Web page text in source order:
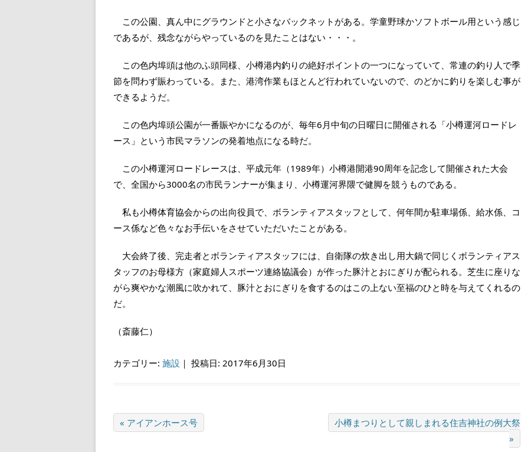
この公園、真ん中にグラウンドと小さなバックネットがある。学童野球かソフトボール用という感じ
であるが、残念ながらやっているのを見たことはない・・・。
この色内埠頭は他のふ頭同様、小樽港内釣りの絶好ポイントの一つになっていて、常連の釣り人で季
節を問わず賑わっている。また、港湾作業もほとんど行われていないので、のどかに釣りを楽しむ事が
できるようだ。
この色内埠頭公園が一番賑やかになるのが、毎年6月中旬の日曜日に開催される「小樽運河ロードレ
ース」という市民マラソンの発着地点になる時だ。
この小樽運河ロードレースは、平成元年（1989年）小樽港開港90周年を記念して開催された大会
で、全国から3000名の市民ランナーが集まり、小樽運河界隈で健脚を競うものである。
私も小樽体育協会からの出向役員で、ボランティアスタッフとして、何年間か駐車場係、給水係、コ
ース係など色々なお手伝いをさせていただいたことがある。
大会終了後、完走者とボランティアスタッフには、自衛隊の炊き出し用大鍋で同じくボランティアス
タッフのお母様方（家庭婦人スポーツ連絡協議会）が作った豚汁とおにぎりが配られる。芝生に座りな
がら爽やかな潮風に吹かれて、豚汁とおにぎりを食するのはこの上ない至福のひと時を与えてくれるの
だ。
（斎藤仁）
カテゴリー: 施設 ｜ 投稿日: 2017年6月30日
« アイアンホース号
小樽まつりとして親しまれる住吉神社の例大祭
»